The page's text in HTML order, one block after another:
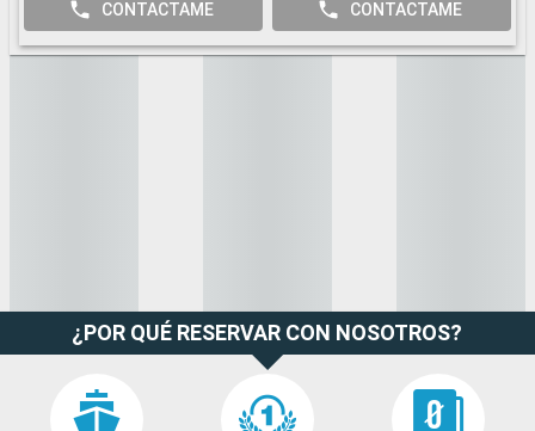
CONTACTAME CONTACTAME
¿POR QUÉ RESERVAR CON NOSOTROS?